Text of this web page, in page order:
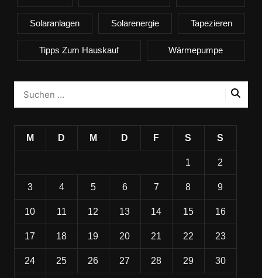
Solaranlagen Solarenergie Tapezieren
Tipps Zum Hauskauf Wärmepumpe
M D M D F S S
1 2
3 4 5 6 7 8 9
10 11 12 13 14 15 16
17 18 19 20 21 22 23
24 25 26 27 28 29 30